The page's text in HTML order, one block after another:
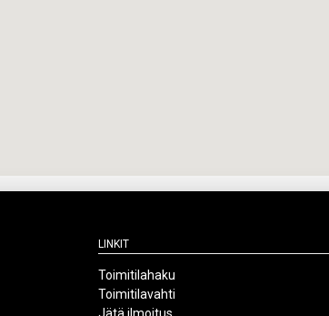
Linkit
Toimitilahaku
Toimitilavahti